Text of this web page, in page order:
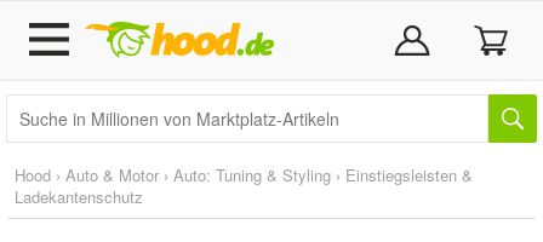
Hood › Auto & Motor › Auto: Tuning & Styling › Einstiegsleisten &
Ladekantenschutz